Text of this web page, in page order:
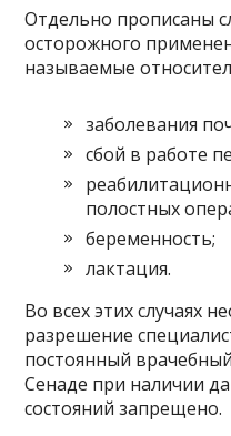
Отдельно прописаны
осторожного
называемые
заболевания
сбой в работе
полостных
беременность;
лактация.
Во всех этих случаях
разрешение
постоянный
Сенаде при наличии
состояний запрещено.